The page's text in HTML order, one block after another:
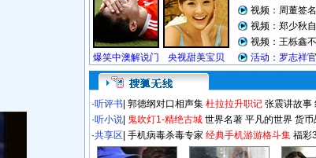
·听评书 郭德纲对口相声集 杜拉拉升职记 张震讲故事
·听小说 鬼吹灯1-精绝古城 世界名著 平凡的世界 货币
·共享区 手机病毒杀毒专家 经典手机游游格斗集 福彩